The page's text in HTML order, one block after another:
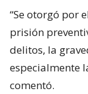
“Se otorgó por
prisión
delitos, la
especialmente
comentó.